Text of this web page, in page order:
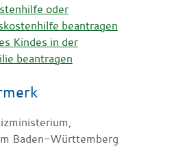
oder
beantragen
Kindes in der
beantragen
Baden-Württemberg